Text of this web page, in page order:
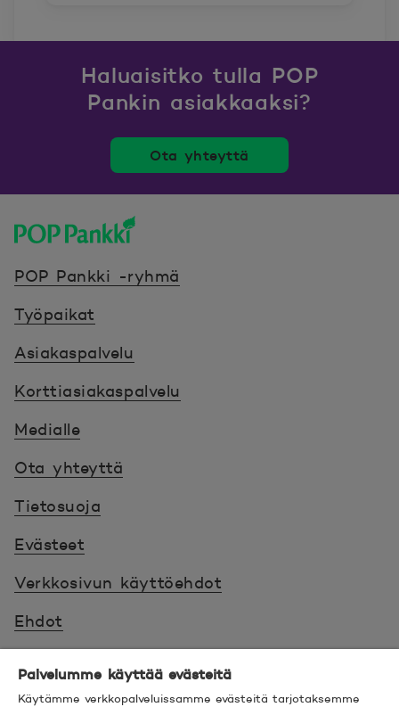
Haluaisitko tulla POP
Pankin asiakkaaksi?
Ota yhteyttä
POP Pankki -ryhmä
Työpaikat
Asiakaspalvelu
Korttiasiakaspalvelu
Medialle
Ota yhteyttä
Tietosuoja
Evästeet
Verkkosivun käyttöehdot
Ehdot
Saavutettavuus
Palvelumme käyttää evästeitä
Käytämme verkkopalveluissamme evästeitä tarjotaksemme